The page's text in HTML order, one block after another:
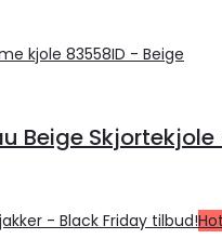
Beige
Hot